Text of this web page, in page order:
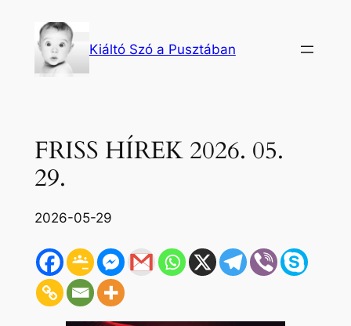
tartalomhoz
Kiáltó Szó a Pusztában
FRISS HÍREK 2026. 05.
29.
2026-05-29